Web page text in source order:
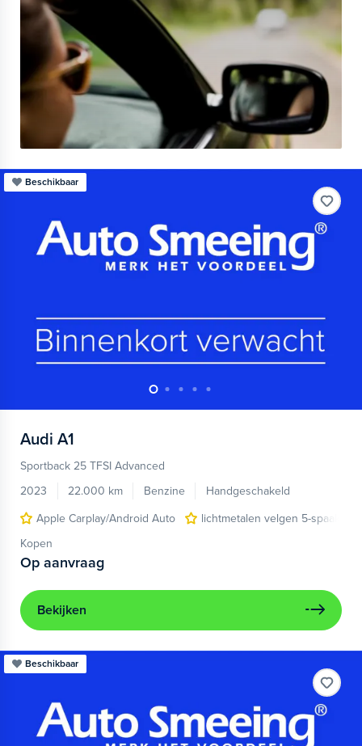
Beschikbaar
Audi A1
Sportback 25 TFSI Advanced
2023
22.000 km Benzine
Handgeschakeld
Apple Carplay/Android Auto
lichtmetalen velgen 5-spaaks
Kopen
Op aanvraag
Bekijken
Beschikbaar